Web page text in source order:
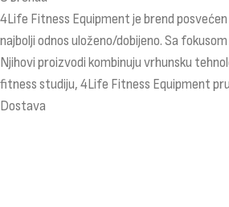
4Life Fitness Equipment je brend
najbolji odnos uloženo/dobijeno. Sa
Njihovi proizvodi kombinuju vrhunsku
fitness studiju, 4Life Fitness Equipment
Dostava